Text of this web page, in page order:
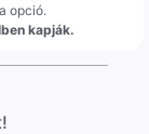
opció.
kapják.